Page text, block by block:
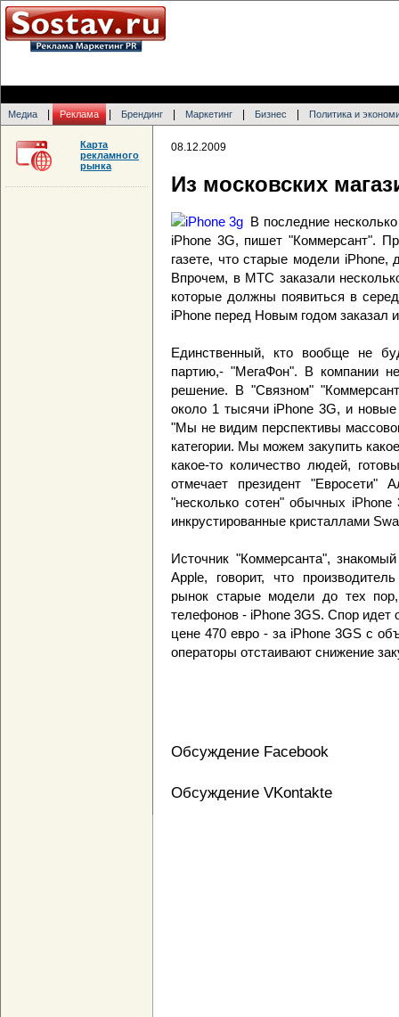
Медиа Реклама Брендинг Маркетинг Бизнес Политика и
08.12.2009
Из московских
В последние
iPhone 3G, пишет "Коммерсант".
газете, что старые модели iPhone,
Впрочем, в МТС заказали
которые должны появиться в
iPhone перед Новым годом заказал
Единственный, кто вообще не
партию,- "МегаФон". В компании
решение. В "Связном"
около 1 тысячи iPhone 3G, и
"Мы не видим перспективы
категории. Мы можем закупить
какое-то количество людей,
отмечает президент "Евросети"
"несколько сотен" обычных
инкрустированные кристаллами
Источник "Коммерсанта",
Apple, говорит, что
рынок старые модели до тех
телефонов - iPhone 3GS. Спор идет
цене 470 евро - за iPhone 3GS с
операторы отстаивают снижение
Обсуждение Facebook
Обсуждение VKontakte
Карта
рекламного
рынка